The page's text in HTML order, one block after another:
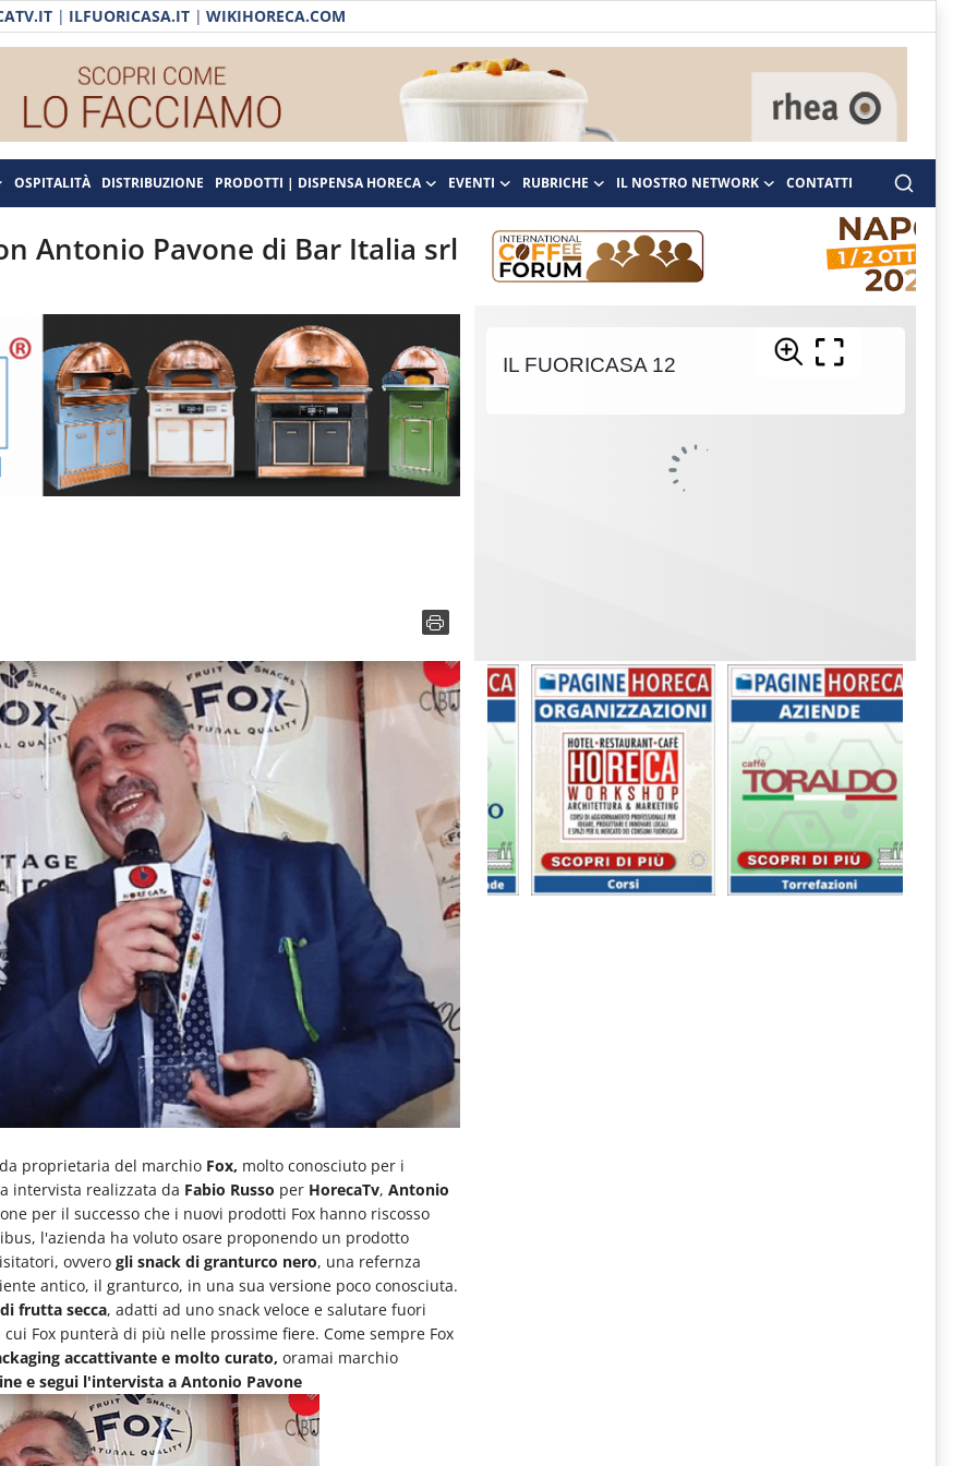
| ILFUORICASA.IT | WIKIHORECA.COM
OSPITALITÀ DISTRIBUZIONE PRODOTTI | DISPENSA HORECA EVENTI RUBRICHE IL NOSTRO NETWORK CONTATTI
Antonio Pavone di Bar Italia srl
proprietaria del marchio Fox, molto conosciuto per i
intervista realizzata da Fabio Russo per HorecaTv, Antonio
per il successo che i nuovi prodotti Fox hanno riscosso
l'azienda ha voluto osare proponendo un prodotto
ovvero gli snack di granturco nero, una refernza
antico, il granturco, in una sua versione poco conosciuta.
frutta secca, adatti ad uno snack veloce e salutare fuori
Fox punterà di più nelle prossime fiere. Come sempre Fox
accattivante e molto curato, oramai marchio
e segui l'intervista a Antonio Pavone